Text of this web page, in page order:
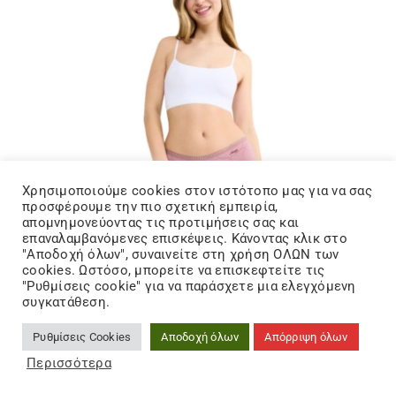
20,00€
Original17,00 €
Η
15% Off
Χρησιμοποιούμε cookies στον ιστότοπo μας για να σας
προσφέρουμε την πιο σχετική εμπειρία,
απομνημονεύοντας τις προτιμήσεις σας και
επαναλαμβανόμενες επισκέψεις. Κάνοντας κλικ στο
"Αποδοχή όλων", συναινείτε στη χρήση ΟΛΩΝ των
cookies. Ωστόσο, μπορείτε να επισκεφτείτε τις
"Ρυθμίσεις cookie" για να παράσχετε μια ελεγχόμενη
συγκατάθεση.
Ρυθμίσεις Cookies Αποδοχή όλων Απόρριψη όλων
Περισσότερα